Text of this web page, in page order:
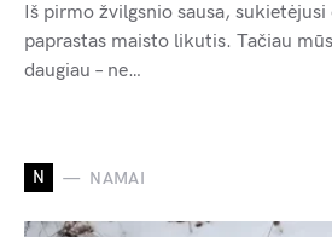
Iš pirmo žvilgsnio sausa,
paprastas maisto likutis. Tačiau
daugiau – ne…
N NAMAI